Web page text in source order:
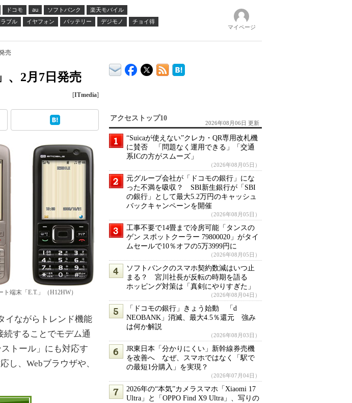
ドコモ au ソフトバンク
楽天モバイル
ブル イヤフォン バッテリー デジモノ
チョイ得
マイページ
売
、2月7日発売
[ITmedia]
端末「E.T.」（H12HW）
イながらトレンド機能
続することでモデム通
トール」にも対応す
し、Webブラウザや、
アクセストップ10
2026年08月06日 更新
“Suicaが使えない”クレカ・QR専用改札機
に賛否 「問題なく運用できる」「交通
系ICの方がスムーズ」
（2026年08月05日）
元グループ会社が「ドコモの銀行」にな
った不満を吸収？ SBI新生銀行が「SBI
の銀行」として最大5.2万円のキャッシュ
バックキャンペーンを開催
（2026年08月05日）
工事不要で14畳まで冷房可能「タンスの
ゲン スポットクーラー 79800020」がタイ
ムセールで10％オフの5万3999円に
（2026年08月05日）
ソフトバンクのスマホ契約数減はいつ止
まる？ 宮川社長が反転の時期を語る
ホッピング対策は「真剣にやりすぎた」
（2026年08月04日）
「ドコモの銀行」きょう始動 「d
NEOBANK」消滅、最大4.5％還元 強み
は何か解説
（2026年08月03日）
JR東日本「分かりにくい」新幹線券売機
を改善へ なぜ、スマホではなく「駅で
の最短1分購入」を実現？
（2026年07月04日）
2026年の“本気”カメラスマホ「Xiaomi 17
Ultra」と「OPPO Find X9 Ultra」、写りの